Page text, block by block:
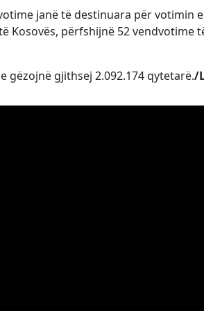
janë të destinuara për votimin
Kosovës, përfshijnë 52 vendvotime
gëzojnë gjithsej 2.092.174 qytetarë./